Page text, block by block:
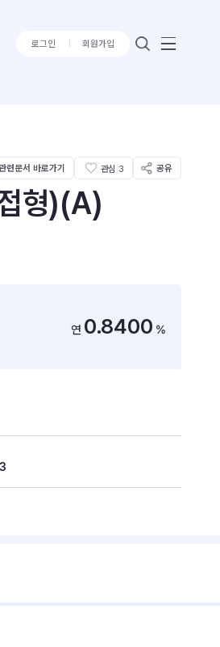
로그인 회원가입
련문서 바로가기 관심 3 공유
형)(A)
연 0.8400 %